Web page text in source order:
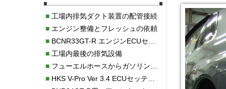
■工場内排気ダクト装置の配管接続
■エンジン整備とフレッシュの依頼
■BCNR33GT-R エンジンECUセッティング調整
■工場内最後の排気設備
■フューエルホースからガソリン漏れ
■HKS V-Pro Ver 3.4 ECUセッティング